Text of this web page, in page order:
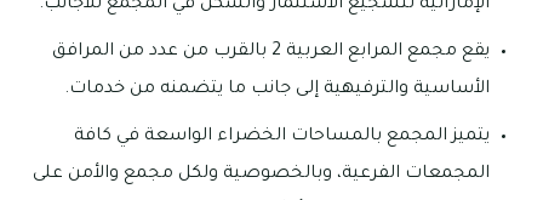
الإماراتية لتشجيع الاستثمار والسكن في المجمع للأجانب.
يقع مجمع المرابع العربية 2 بالقرب من عدد من المرافق
الأساسية والترفيهية إلى جانب ما يتضمنه من خدمات.
يتميز المجمع بالمساحات الخضراء الواسعة في كافة
المجمعات الفرعية، وبالخصوصية ولكل مجمع والأمن على